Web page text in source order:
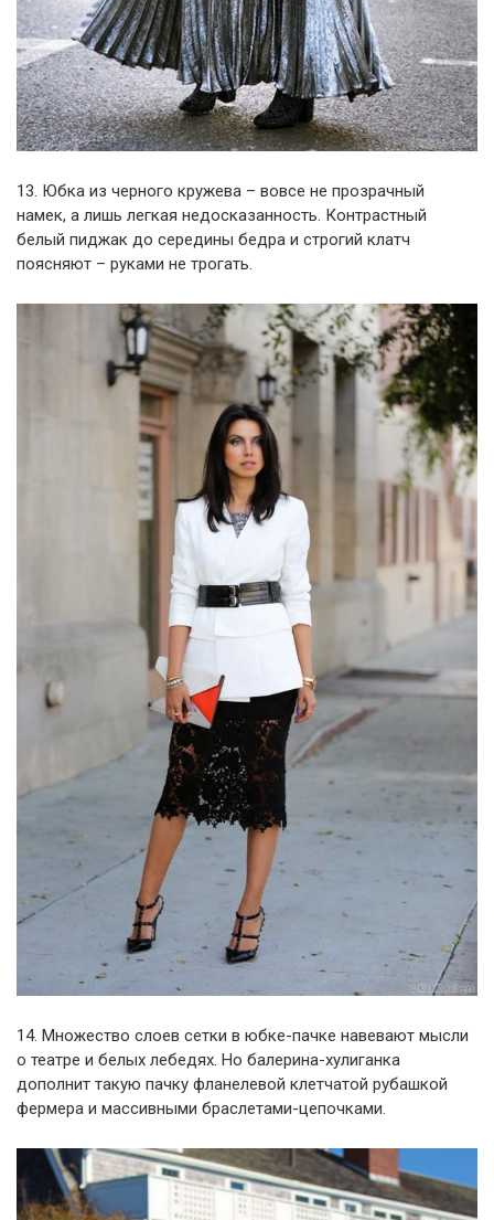
13. Юбка из черного кружева – вовсе не прозрачный
намек, а лишь легкая недосказанность. Контрастный
белый пиджак до середины бедра и строгий клатч
поясняют – руками не трогать.
14. Множество слоев сетки в юбке-пачке навевают мысли
о театре и белых лебедях. Но балерина-хулиганка
дополнит такую пачку фланелевой клетчатой рубашкой
фермера и массивными браслетами-цепочками.